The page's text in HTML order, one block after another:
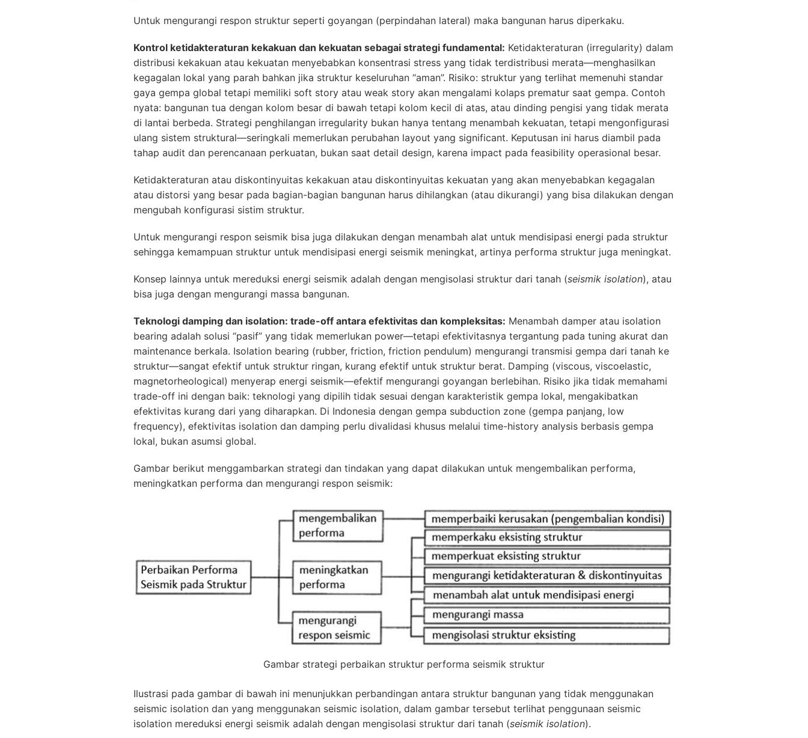
Untuk mengurangi respon struktur seperti goyangan (perpindahan lateral) maka bangunan harus diperkaku.
Kontrol ketidakteraturan kekakuan dan kekuatan sebagai strategi fundamental: Ketidakteraturan (irregularity) dalam
distribusi kekakuan atau kekuatan menyebabkan konsentrasi stress yang tidak terdistribusi merata—menghasilkan
kegagalan lokal yang parah bahkan jika struktur keseluruhan “aman”. Risiko: struktur yang terlihat memenuhi standar
gaya gempa global tetapi memiliki soft story atau weak story akan mengalami kolaps prematur saat gempa. Contoh
nyata: bangunan tua dengan kolom besar di bawah tetapi kolom kecil di atas, atau dinding pengisi yang tidak merata
di lantai berbeda. Strategi penghilangan irregularity bukan hanya tentang menambah kekuatan, tetapi mengonfigurasi
ulang sistem struktural—seringkali memerlukan perubahan layout yang significant. Keputusan ini harus diambil pada
tahap audit dan perencanaan perkuatan, bukan saat detail design, karena impact pada feasibility operasional besar.
Ketidakteraturan atau diskontinyuitas kekakuan atau diskontinyuitas kekuatan yang akan menyebabkan kegagalan
atau distorsi yang besar pada bagian-bagian bangunan harus dihilangkan (atau dikurangi) yang bisa dilakukan dengan
mengubah konfigurasi sistim struktur.
Untuk mengurangi respon seismik bisa juga dilakukan dengan menambah alat untuk mendisipasi energi pada struktur
sehingga kemampuan struktur untuk mendisipasi energi seismik meningkat, artinya performa struktur juga meningkat.
Konsep lainnya untuk mereduksi energi seismik adalah dengan mengisolasi struktur dari tanah (seismik isolation), atau
bisa juga dengan mengurangi massa bangunan.
Teknologi damping dan isolation: trade-off antara efektivitas dan kompleksitas: Menambah damper atau isolation
bearing adalah solusi “pasif” yang tidak memerlukan power—tetapi efektivitasnya tergantung pada tuning akurat dan
maintenance berkala. Isolation bearing (rubber, friction, friction pendulum) mengurangi transmisi gempa dari tanah ke
struktur—sangat efektif untuk struktur ringan, kurang efektif untuk struktur berat. Damping (viscous, viscoelastic,
magnetorheological) menyerap energi seismik—efektif mengurangi goyangan berlebihan. Risiko jika tidak memahami
trade-off ini dengan baik: teknologi yang dipilih tidak sesuai dengan karakteristik gempa lokal, mengakibatkan
efektivitas kurang dari yang diharapkan. Di Indonesia dengan gempa subduction zone (gempa panjang, low
frequency), efektivitas isolation dan damping perlu divalidasi khusus melalui time-history analysis berbasis gempa
lokal, bukan asumsi global.
Gambar berikut menggambarkan strategi dan tindakan yang dapat dilakukan untuk mengembalikan performa,
meningkatkan performa dan mengurangi respon seismik:
Gambar strategi perbaikan struktur performa seismik struktur
Ilustrasi pada gambar di bawah ini menunjukkan perbandingan antara struktur bangunan yang tidak menggunakan
seismic isolation dan yang menggunakan seismic isolation, dalam gambar tersebut terlihat penggunaan seismic
isolation mereduksi energi seismik adalah dengan mengisolasi struktur dari tanah (seismik isolation).